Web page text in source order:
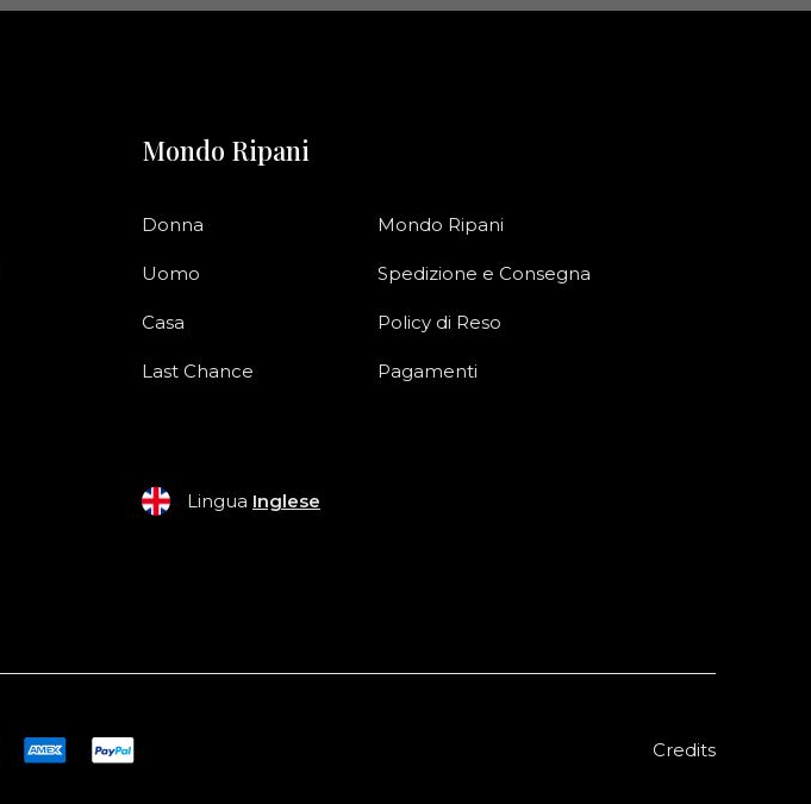
Mondo Ripani
Donna
Uomo
Casa
Last Chance
Mondo Ripani
Spedizione e Consegna
Policy di Reso
Pagamenti
Lingua Inglese
Credits